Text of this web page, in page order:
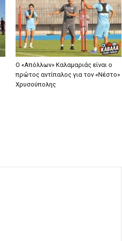
Ο «Απόλλων» Καλαμαριάς είναι ο
πρώτος αντίπαλος για τον «Νέστο»
Χρυσούπολης